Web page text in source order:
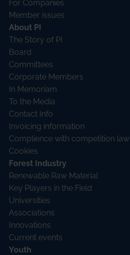
For Companies
Member issues
About PI
The Story of PI
Board
Committees
Corporate Members
In Memoriam
To the Media
Contact Info
Invoicing information
Complience with competition law
Cookies
Forest Industry
Renewable Raw Material
Key Players in the Field
Universities
Associations
Innovations
Current events
Youth